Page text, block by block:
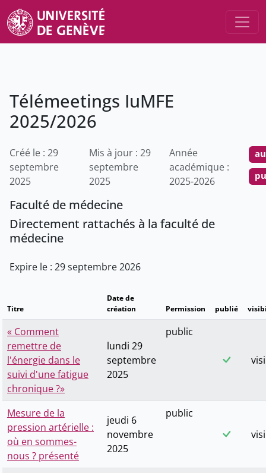
Télémeetings IuMFE
2025/2026
Créé le : 29
septembre
2025
Mis à jour : 29
septembre
2025
Année
académique :
2025-2026
Faculté de médecine
Directement rattachés à la faculté de
médecine
Expire le : 29 septembre 2026
Titre
Date de
création
Permission publié
« Comment
remettre de
l'énergie dans le
suivi d'une fatigue
chronique ?»
lundi 29
septembre
2025
public
Mesure de la
pression artérielle :
où en sommes-
nous ? présenté
jeudi 6
novembre
2025
public